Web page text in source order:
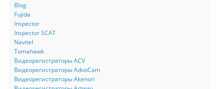
Blog
Fujida
Inspector
Inspector SCAT
Navitel
Tomahawk
Видеорегистраторы ACV
Видеорегистраторы AdvoCam
Видеорегистраторы Akenori